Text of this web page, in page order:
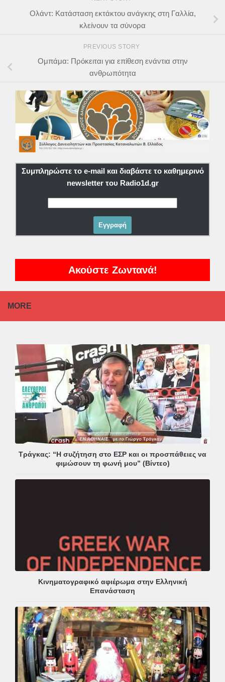
Ολάντ: Κατάσταση εκτάκτου ανάγκης στη Γαλλία,
κλείνουν τα σύνορα
PREVIOUS STORY
Ομπάμα: Πρόκειται για επίθεση ενάντια στην
ανθρωπότητα
Συμπληρώστε το e-mail και διαβάστε το καθημερινό
newsletter του Radio1d.gr
Ακούστε Ζωντανά!
MORE
Τράγκας: “Η συζήτηση στο ΕΣΡ και οι προσπάθειες να
φιμώσουν τη φωνή μου” (Βίντεο)
Κινηματογραφικό αφιέρωμα στην Ελληνική
Επανάσταση